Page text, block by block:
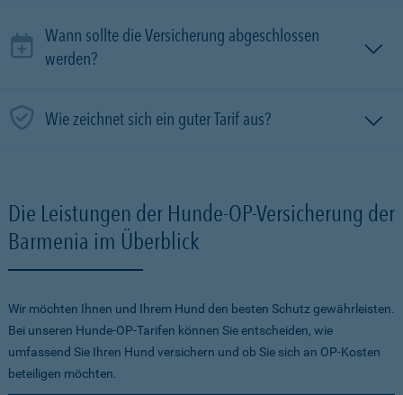
Wann sollte die Versicherung abgeschlossen
werden?
Wie zeichnet sich ein guter Tarif aus?
Die Leistungen der Hunde-OP-Versicherung der
Barmenia im Überblick
Wir möchten Ihnen und Ihrem Hund den besten Schutz gewährleisten.
Bei unseren Hunde-OP-Tarifen können Sie entscheiden, wie
umfassend Sie Ihren Hund versichern und ob Sie sich an OP-Kosten
beteiligen möchten.